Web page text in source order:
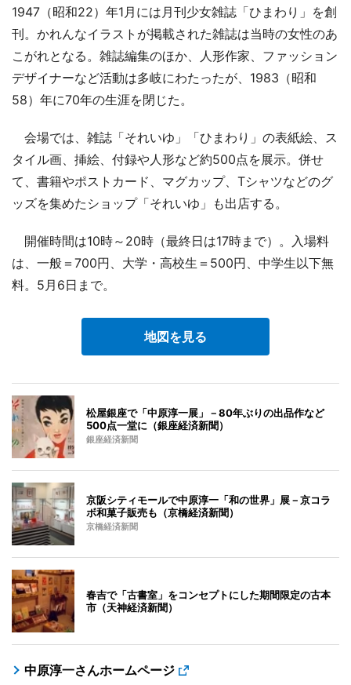
1947（昭和22）年1月には月刊少女雑誌「ひまわり」を創
刊。かれんなイラストが掲載された雑誌は当時の女性のあ
こがれとなる。雑誌編集のほか、人形作家、ファッション
デザイナーなど活動は多岐にわたったが、1983（昭和
58）年に70年の生涯を閉じた。
会場では、雑誌「それいゆ」「ひまわり」の表紙絵、ス
タイル画、挿絵、付録や人形など約500点を展示。併せ
て、書籍やポストカード、マグカップ、Tシャツなどのグ
ッズを集めたショップ「それいゆ」も出店する。
開催時間は10時～20時（最終日は17時まで）。入場料
は、一般＝700円、大学・高校生＝500円、中学生以下無
料。5月6日まで。
地図を見る
松屋銀座で「中原淳一展」－80年ぶりの出品作など
500点一堂に（銀座経済新聞）
銀座経済新聞
京阪シティモールで中原淳一「和の世界」展－京コラ
ボ和菓子販売も（京橋経済新聞）
京橋経済新聞
春吉で「古書室」をコンセプトにした期間限定の古本
市（天神経済新聞）
中原淳一さんホームページ